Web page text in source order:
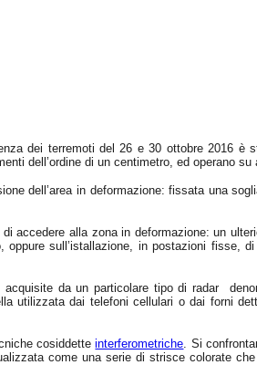
dei terremoti del 26 e 30 ottobre 2016 è
dell’ordine di un centimetro, ed operano
dell’area in deformazione: fissata una
accedere alla zona in deformazione: un
oppure sull’istallazione, in postazioni
acquisite da un particolare tipo di radar
utilizzata dai telefoni cellulari o dai forni
cosiddetteinterferometriche . Si
come una serie di strisce colorate